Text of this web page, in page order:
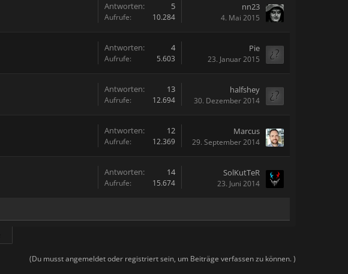
Antworten: 5
Aufrufe: 10.284
nn23
4. Mai 2015
Antworten: 4
Aufrufe: 5.603
Pie
23. Januar 2015
Antworten: 13
Aufrufe: 12.694
halfshey
30. Dezember 2014
Antworten: 12
Aufrufe: 12.369
Marcus
29. September 2014
Antworten: 14
Aufrufe: 15.674
SolKutTeR
23. Juni 2014
(Du musst angemeldet oder registriert sein, um Beiträge verfassen zu können. )